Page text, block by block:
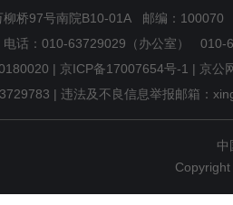
柳桥97号南院B10-01A 邮编：100070
话：010-63729029（办公室） 010-
| 京ICP备17007654号-1 | 京公
| 违法及不良信息举报邮箱：
中